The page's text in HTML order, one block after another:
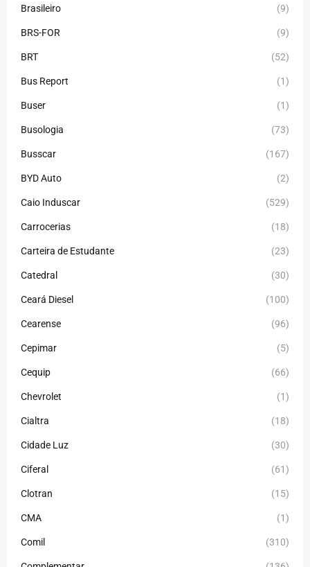
Brasileiro (9)
BRS-FOR (9)
BRT (52)
Bus Report (1)
Buser (1)
Busologia (73)
Busscar (167)
BYD Auto (2)
Caio Induscar (529)
Carrocerias (18)
Carteira de Estudante (23)
Catedral (30)
Ceará Diesel (100)
Cearense (96)
Cepimar (5)
Cequip (66)
Chevrolet (1)
Cialtra (18)
Cidade Luz (30)
Ciferal (61)
Clotran (15)
CMA (1)
Comil (310)